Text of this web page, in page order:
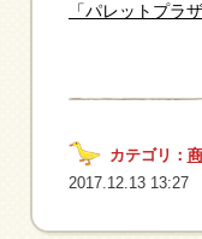
「パレットプラ
カテゴリ：
2017.12.13 13:27